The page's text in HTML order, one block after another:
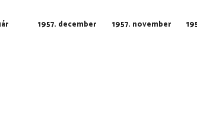
1957. december 1957. november